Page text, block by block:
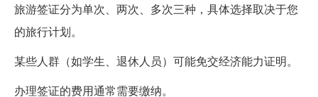
旅游签证分为单次、两次、多次三种，具体选择取决于您
的旅行计划。
某些人群（如学生、退休人员）可能免交经济能力证明。
办理签证的费用通常需要缴纳。